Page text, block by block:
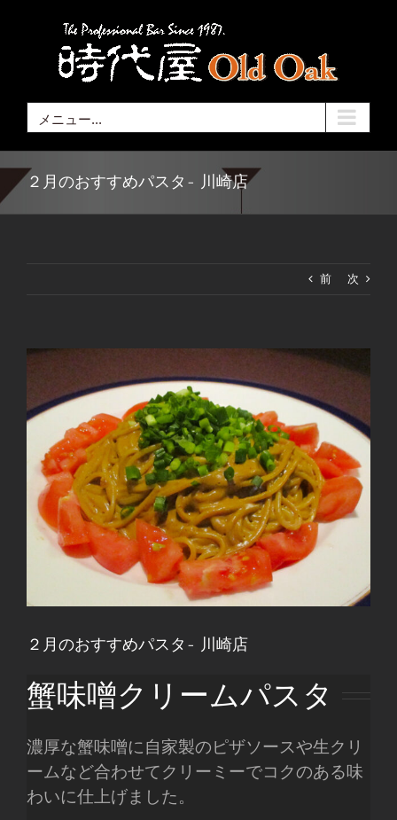
メニュー...
２月のおすすめパスタ- 川崎店
前 次
View
２月のおすすめパスタ- 川崎店
蟹味噌クリームパスタ
濃厚な蟹味噌に自家製のピザソースや生クリ
ームなど合わせてクリーミーでコクのある味
わいに仕上げました。